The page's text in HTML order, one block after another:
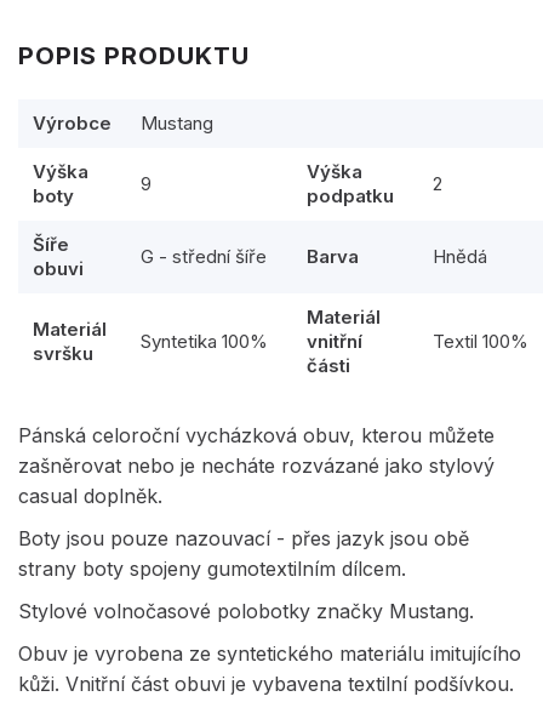
POPIS PRODUKTU
Výrobce Mustang
Výška
boty
9
Výška
podpatku
2
Šíře
obuvi
G - střední šíře Barva Hnědá
Materiál
svršku
Syntetika 100%
Materiál
vnitřní
části
Textil 100%
Pánská celoroční vycházková obuv, kterou můžete
zašněrovat nebo je necháte rozvázané jako stylový
casual doplněk.
Boty jsou pouze nazouvací - přes jazyk jsou obě
strany boty spojeny gumotextilním dílcem.
Stylové volnočasové polobotky značky Mustang.
Obuv je vyrobena ze syntetického materiálu imitujícího
kůži. Vnitřní část obuvi je vybavena textilní podšívkou.